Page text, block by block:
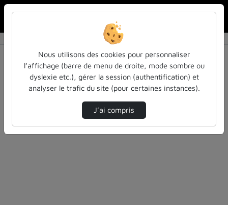
Résultats de la recherche
Filtres actifs (cliquer pour en retirer) :
culture-sciences-et-societe
autre teasers
Nous utilisons des cookies pour personnaliser
l’affichage (barre de menu de droite, mode sombre ou
dyslexie etc.), gérer la session (authentification) et
analyser le trafic du site (pour certaines instances).
J’ai compris